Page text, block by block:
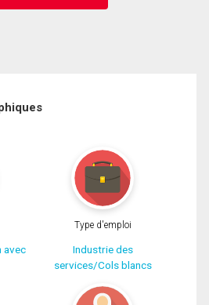
avec
Type d'emploi
Industrie des
services/Cols blancs